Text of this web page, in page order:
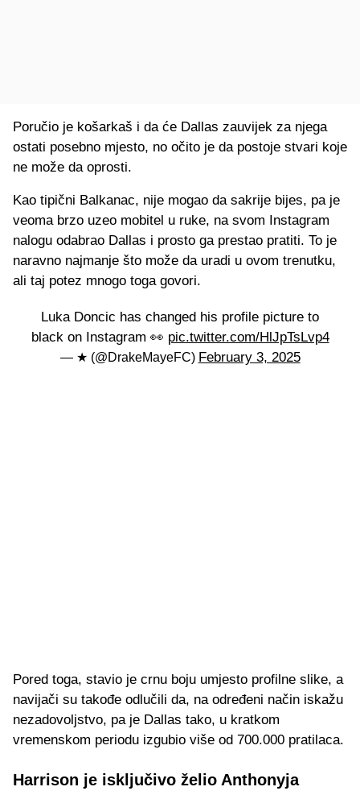
Poručio je košarkaš i da će Dallas zauvijek za njega
ostati posebno mjesto, no očito je da postoje stvari koje
ne može da oprosti.
Kao tipični Balkanac, nije mogao da sakrije bijes, pa je
veoma brzo uzeo mobitel u ruke, na svom Instagram
nalogu odabrao Dallas i prosto ga prestao pratiti. To je
naravno najmanje što može da uradi u ovom trenutku,
ali taj potez mnogo toga govori.
Luka Doncic has changed his profile picture to
black on Instagram 👀 pic.twitter.com/HlJpTsLvp4
— ★ (@DrakeMayeFC) February 3, 2025
Pored toga, stavio je crnu boju umjesto profilne slike, a
navijači su takođe odlučili da, na određeni način iskažu
nezadovoljstvo, pa je Dallas tako, u kratkom
vremenskom periodu izgubio više od 700.000 pratilaca.
Harrison je isključivo želio Anthonyja